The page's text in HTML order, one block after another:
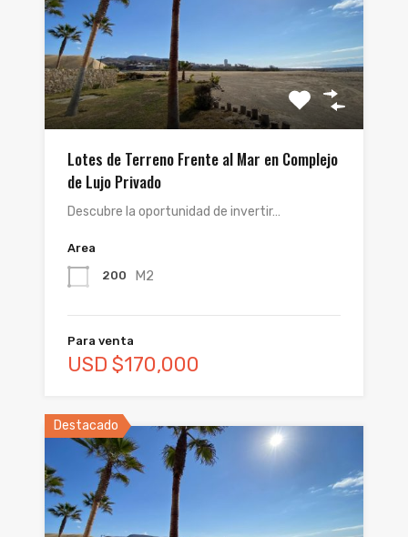
Lotes de Terreno Frente al Mar en Complejo
de Lujo Privado
Descubre la oportunidad de invertir…
Area
200 M2
Para venta
USD $170,000
Destacado